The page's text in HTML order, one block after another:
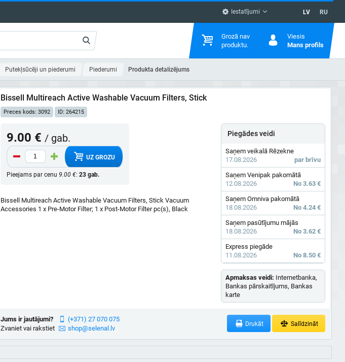
Iestatījumi LV RU
Grozā nav
produktu.
Viesis
Mans profils
Putekļsūcēji un piederumi Piederumi Produkta detalizējums
Bissell Multireach Active Washable Vacuum Filters, Stick
Preces kods: 3092 ID: 264215
9.00 € / gab.
UZ GROZU
Pieejams par cenu 9.00 €: 23 gab.
Bissell Multireach Active Washable Vacuum Filters, Stick Vacuum
Accessories 1 x Pre-Motor Filter; 1 x Post-Motor Filter pc(s), Black
Piegādes veidi
Saņem veikalā Rēzekne
17.08.2026
par brīvu
Saņem Venipak pakomātā
12.08.2026
No 3.63 €
Saņem Omniva pakomātā
18.08.2026
No 4.24 €
Saņem pasūtījumu mājās
18.08.2026
No 3.62 €
Express piegāde
11.08.2026
No 8.50 €
Apmaksas veidi: Internetbanka,
Bankas pārskaitījums, Bankas
karte
Jums ir jautājumi?
Zvaniet vai rakstiet
(+371) 27 070 075
shop@selenal.lv
Drukāt Salīdzināt